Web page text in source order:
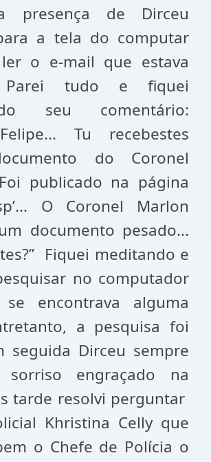
presença de Dirceu
a tela do computar
o e-mail que estava
Parei tudo e fiquei
seu comentário:
Tu recebestes
do Coronel
publicado na página
O Coronel Marlon
documento pesado...
Fiquei meditando e
no computador
encontrava alguma
a pesquisa foi
seguida Dirceu sempre
engraçado na
tarde resolvi perguntar
Khristina Celly que
o Chefe de Polícia o